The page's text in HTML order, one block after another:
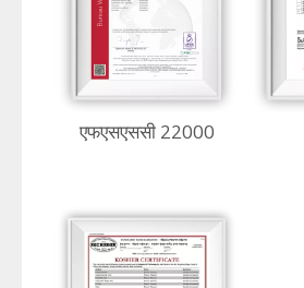
एफएसएससी 22000